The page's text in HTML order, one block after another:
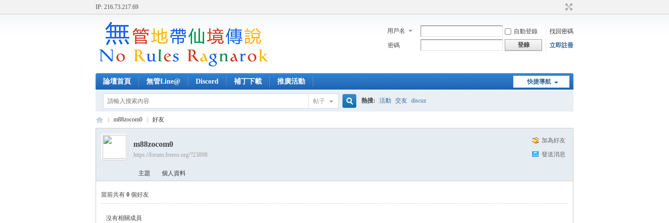
IP: 216.73.217.69
用戶名 自動登錄
找回密碼
密碼
登錄 立即註冊
快捷導航
論壇首頁 無管Line@ Discord 補丁下載 推廣活動
帖子 熱搜: 活動 交友 discuz
›
m88zocom0 好友
加為好友
發送消息
m88zocom0
https://forum.freero.org/?23898
主題 個人資料
當前共有 0 個好友
沒有相關成員